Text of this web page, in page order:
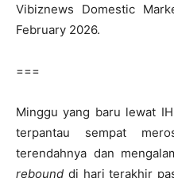
Vibiznews Domestic
February 2026.
===
Minggu yang baru lewat
terpantau sempat
terendahnya dan
rebound di hari terakhir